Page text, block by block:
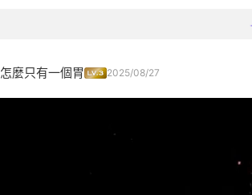
怎麼只有一個胃 2025/08/27